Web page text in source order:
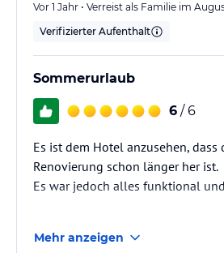
Vor 1 Jahr • Verreist als Familie im
Verifizierter Aufenthalt
Sommerurlaub
6 / 6
Es ist dem Hotel anzusehen, dass
Renovierung schon länger her ist.
Es war jedoch alles funktional
zum Strand ist ebenfalls toll.
Mehr anzeigen